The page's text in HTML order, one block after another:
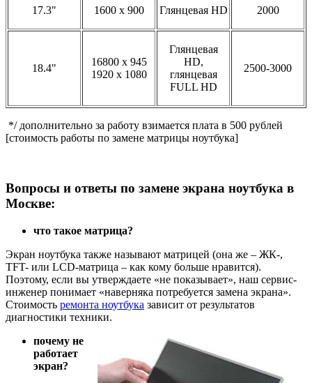
17.3" 1600 x 900 Глянцевая HD 2000
18.4"
16800 x 945
1920 x 1080
Глянцевая
HD,
глянцевая
FULL HD
2500-3000
*/ дополнительно за работу взимается плата в 500 рублей
[стоимость работы по замене матрицы ноутбука]
Вопросы и ответы по замене экрана ноутбука в
Москве:
что такое матрица?
Экран ноутбука также называют матрицей (она же – ЖК-,
TFT- или LCD-матрица – как кому больше нравится).
Поэтому, если вы утверждаете «не показывает», наш сервис-
инженер понимает «наверняка потребуется замена экрана».
Стоимость ремонта ноутбука зависит от результатов
диагностики техники.
почему не
работает
экран?